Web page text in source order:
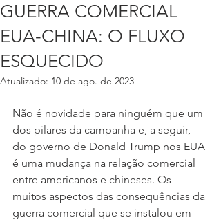
GUERRA COMERCIAL
EUA-CHINA: O FLUXO
ESQUECIDO
Atualizado: 10 de ago. de 2023
Não é novidade para ninguém que um
dos pilares da campanha e, a seguir,
do governo de Donald Trump nos EUA
é uma mudança na relação comercial
entre americanos e chineses. Os
muitos aspectos das consequências da
guerra comercial que se instalou em